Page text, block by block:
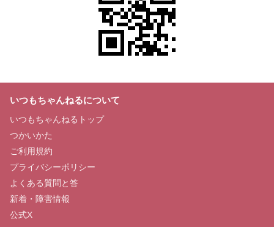
いつもちゃんねるについて
いつもちゃんねるトップ
つかいかた
ご利用規約
プライバシーポリシー
よくある質問と答
新着・障害情報
公式X